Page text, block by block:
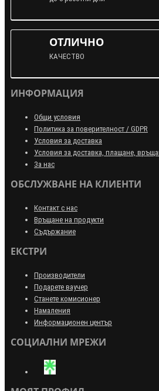
ОТЛИЧНО
КАЧЕСТВО
ИНФОРМАЦИЯ
Общи условия
Политика за поверителност / GDPR
Условия за доставка
Условия за доставка, плащане,
За нас
ОБСЛУЖВАНЕ НА КЛИЕНТИ
Контакт с нас
Връщане на продукти
Съдържание
ЕКСТРИ
Производители
Подарете ваучер
Станете комисионер
Намаления
Информационен център
СОЦИАЛНИ МРЕЖИ